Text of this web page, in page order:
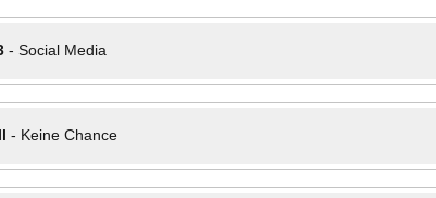
- Social Media
- Keine Chance